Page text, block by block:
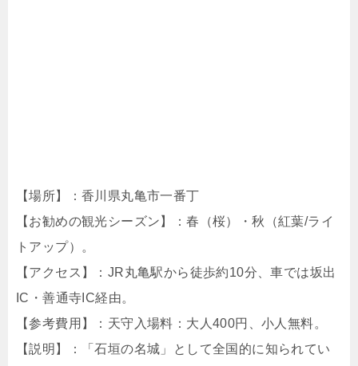
【場所】：香川県丸亀市一番丁
【お勧めの観光シーズン】：春（桜）・秋（紅葉/ライ
トアップ）。
【アクセス】：JR丸亀駅から徒歩約10分、車では坂出
IC・善通寺IC経由。
【参考費用】：天守入場料：大人400円、小人無料。
【説明】：「石垣の名城」として全国的に知られてい